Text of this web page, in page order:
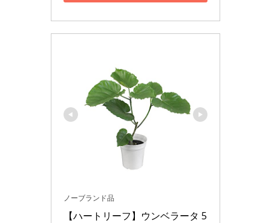
ノーブランド品
【ハートリーフ】ウンベラータ 5